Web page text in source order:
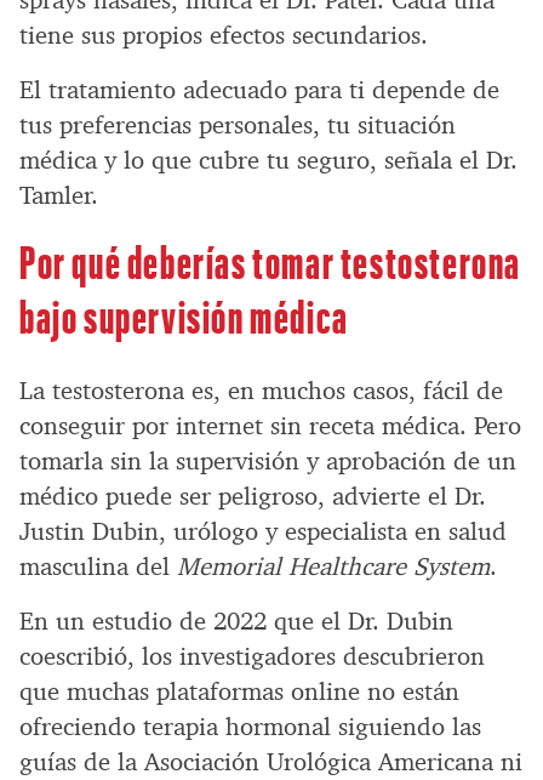
tiene sus propios efectos secundarios.
El tratamiento adecuado para ti depende de
tus preferencias personales, tu situación
médica y lo que cubre tu seguro, señala el Dr.
Tamler.
Por qué deberías tomar testosterona
bajo supervisión médica
La testosterona es, en muchos casos, fácil de
conseguir por internet sin receta médica. Pero
tomarla sin la supervisión y aprobación de un
médico puede ser peligroso, advierte el Dr.
Justin Dubin, urólogo y especialista en salud
masculina del Memorial Healthcare System.
En un estudio de 2022 que el Dr. Dubin
coescribió, los investigadores descubrieron
que muchas plataformas online no están
ofreciendo terapia hormonal siguiendo las
guías de la Asociación Urológica Americana ni